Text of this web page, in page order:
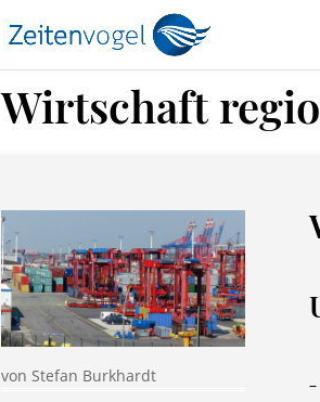
Wirtschaft
vonStefan Burkhardt
–